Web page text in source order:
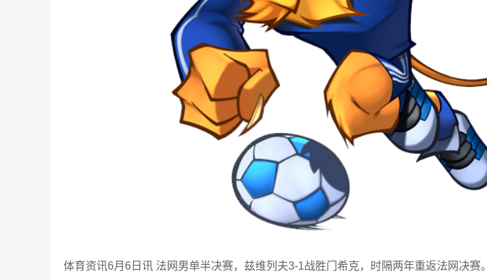
体育资讯6月6日讯 法网男单半决赛，兹维列夫3-1战胜门希克，时隔两年重返法网决赛。